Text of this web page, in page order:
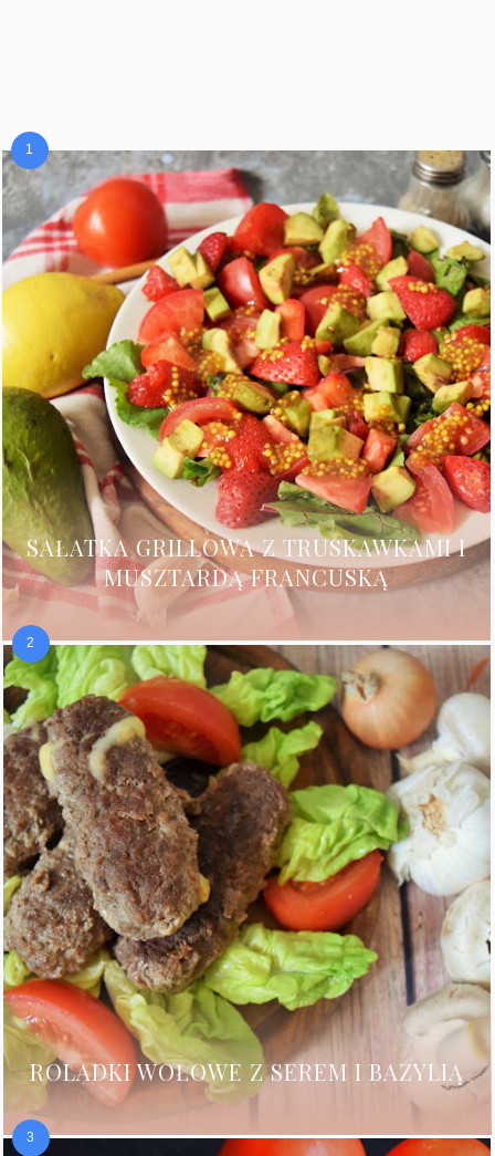
SAŁATKA GRILLOWA Z TRUSKAWKAMI I
MUSZTARDĄ FRANCUSKĄ
ROLADKI WOŁOWE Z SEREM I BAZYLIĄ